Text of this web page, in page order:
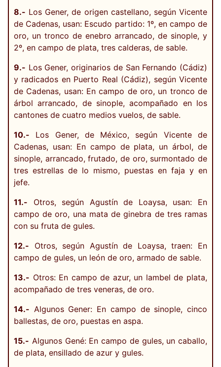
8.- Los Gener, de origen castellano, según Vicente
de Cadenas, usan: Escudo partido: 1º, en campo de
oro, un tronco de enebro arrancado, de sinople, y
2º, en campo de plata, tres calderas, de sable.
9.- Los Gener, originarios de San Fernando (Cádiz)
y radicados en Puerto Real (Cádiz), según Vicente
de Cadenas, usan: En campo de oro, un tronco de
árbol arrancado, de sinople, acompañado en los
cantones de cuatro medios vuelos, de sable.
10.- Los Gener, de México, según Vicente de
Cadenas, usan: En campo de plata, un árbol, de
sinople, arrancado, frutado, de oro, surmontado de
tres estrellas de lo mismo, puestas en faja y en
jefe.
11.- Otros, según Agustín de Loaysa, usan: En
campo de oro, una mata de ginebra de tres ramas
con su fruta de gules.
12.- Otros, según Agustín de Loaysa, traen: En
campo de gules, un león de oro, armado de sable.
13.- Otros: En campo de azur, un lambel de plata,
acompañado de tres veneras, de oro.
14.- Algunos Gener: En campo de sinople, cinco
ballestas, de oro, puestas en aspa.
15.- Algunos Gené: En campo de gules, un caballo,
de plata, ensillado de azur y gules.